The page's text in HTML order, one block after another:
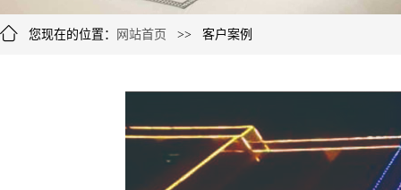
您现在的位置： 网站首页 >> 客户案例